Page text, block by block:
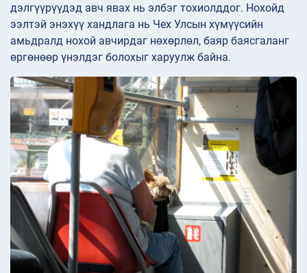
дэлгүүрүүдэд авч явах нь элбэг тохиолддог. Нохойд
ээлтэй энэхүү хандлага нь Чех Улсын хүмүүсийн
амьдралд нохой авчирдаг нөхөрлөл, баяр баясгаланг
өргөнөөр үнэлдэг болохыг харуулж байна.